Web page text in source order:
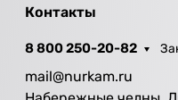
Контакты
8 800 250-20-82
mail@nurkam.ru